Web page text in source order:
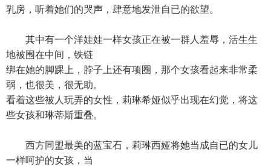
乳房，听着她们的哭声，肆意地发泄自已的欲望。
其中有一个洋娃娃一样女孩正在被一群人羞辱，活生生
地被围在中间，铁链
绑在她的脚踝上，脖子上还有项圈，那个女孩看起来非常柔
弱，也很美，很无助。
看着这些被人玩弄的女性，莉琳希娅似乎出现在幻觉，将这
些女孩和琳蒂斯重叠。
西方同盟最美的蓝宝石，莉琳西娅将她当成自已的女儿
一样呵护的女孩，当